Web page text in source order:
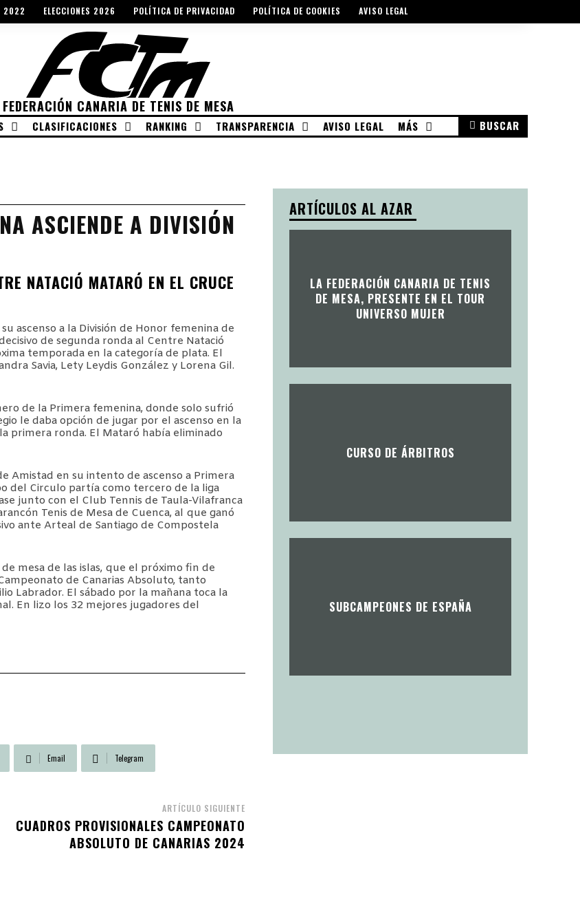
2022 ELECCIONES 2026 POLÍTICA DE PRIVACIDAD POLÍTICA DE COOKIES AVISO LEGAL
FEDERACIÓN CANARIA DE TENIS DE MESA
CLASIFICACIONES RANKING TRANSPARENCIA AVISO LEGAL MÁS BUSCAR
ASCIENDE A DIVISIÓN
NATACIÓ MATARÓ EN EL CRUCE
ascenso a la División de Honor femenina de
de segunda ronda al Centre Natació
temporada en la categoría de plata. El
Savia, Lety Leydis González y Lorena Gil.
de la Primera femenina, donde solo sufrió
le daba opción de jugar por el ascenso en la
primera ronda. El Mataró había eliminado
Amistad en su intento de ascenso a Primera
del Circulo partía como tercero de la liga
junto con el Club Tennis de Taula-Vilafranca
Tenis de Mesa de Cuenca, al que ganó
ante Arteal de Santiago de Compostela
mesa de las islas, que el próximo fin de
de Canarias Absoluto, tanto
Labrador. El sábado por la mañana toca la
En lizo los 32 mejores jugadores del
Email Telegram
ARTÍCULO SIGUIENTE
CUADROS PROVISIONALES CAMPEONATO
ABSOLUTO DE CANARIAS 2024
ARTÍCULOS AL AZAR
LA FEDERACIÓN CANARIA DE TENIS
DE MESA, PRESENTE EN EL TOUR
UNIVERSO MUJER
CURSO DE ÁRBITROS
SUBCAMPEONES DE ESPAÑA